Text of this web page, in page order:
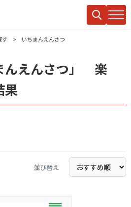
す いちまんえんさつ
んえんさつ」 楽
果
並び替え